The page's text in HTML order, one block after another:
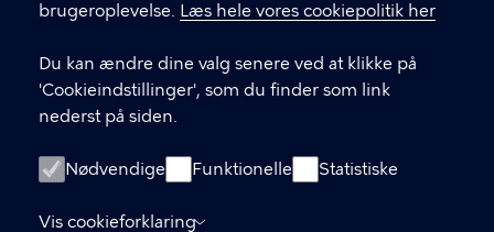
brugeroplevelse. Læs hele vores cookiepolitik her
Du kan ændre dine valg senere ved at klikke på
'Cookieindstillinger', som du finder som link
nederst på siden.
Nødvendige Funktionelle Statistiske
Vis cookieforklaring
LINKS
Kontakt dit lokaludvalgssekretariat
Skriv til Borgerrepræsentationens Sekretariat